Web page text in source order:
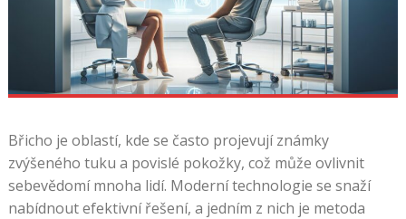
Břicho je oblastí, kde se často projevují známky
zvýšeného tuku a povislé pokožky, což může ovlivnit
sebevědomí mnoha lidí. Moderní technologie se snaží
nabídnout efektivní řešení, a jedním z nich je metoda